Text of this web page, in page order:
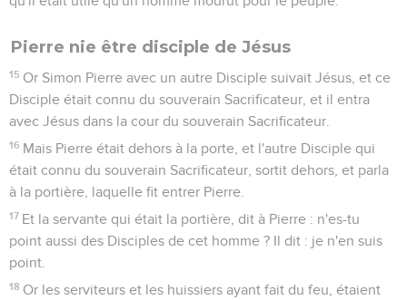
Pierre nie être disciple de Jésus
15 Or Simon Pierre avec un autre Disciple suivait Jésus, et ce
Disciple était connu du souverain Sacrificateur, et il entra
avec Jésus dans la cour du souverain Sacrificateur.
16 Mais Pierre était dehors à la porte, et l'autre Disciple qui
était connu du souverain Sacrificateur, sortit dehors, et parla
à la portière, laquelle fit entrer Pierre.
17 Et la servante qui était la portière, dit à Pierre : n'es-tu
point aussi des Disciples de cet homme ? Il dit : je n'en suis
point.
18 Or les serviteurs et les huissiers ayant fait du feu, étaient